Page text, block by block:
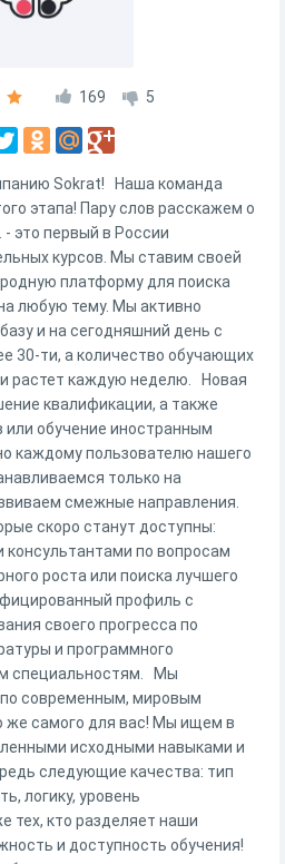
169 5
Sokrat! Наша команда
этапа! Пару слов расскажем о
это первый в России
курсов. Мы ставим своей
платформу для поиска
любую тему. Мы активно
и на сегодняшний день с
30-ти, а количество обучающих
растет каждую неделю. Новая
квалификации, а также
или обучение иностранным
каждому пользователю нашего
только на
смежные направления.
скоро станут доступны:
консультантами по вопросам
роста или поиска лучшего
профиль с
своего прогресса по
и программного
специальностям. Мы
современным, мировым
же самого для вас! Мы ищем в
исходными навыками и
следующие качества: тип
логику, уровень
тех, кто разделяет наши
и доступность обучения!